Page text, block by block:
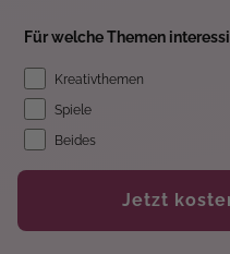
Für welche Themen
Kreativthemen
Spiele
Beides
Jetzt